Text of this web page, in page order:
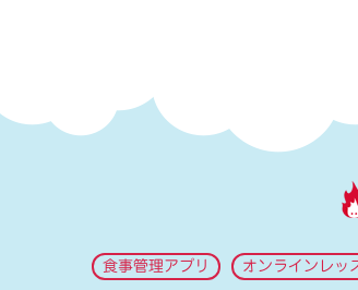
食事管理アプリ オンラインレッ